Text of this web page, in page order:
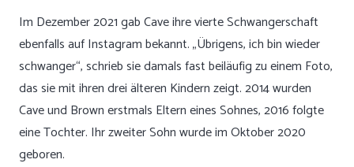
Im Dezember 2021 gab Cave ihre vierte Schwangerschaft
ebenfalls auf Instagram bekannt. „Übrigens, ich bin wieder
schwanger“, schrieb sie damals fast beiläufig zu einem Foto,
das sie mit ihren drei älteren Kindern zeigt. 2014 wurden
Cave und Brown erstmals Eltern eines Sohnes, 2016 folgte
eine Tochter. Ihr zweiter Sohn wurde im Oktober 2020
geboren.